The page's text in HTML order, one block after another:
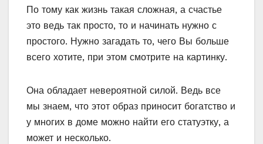
По тому как жизнь такая сложная, а счастье
это ведь так просто, то и начинать нужно с
простого. Нужно загадать то, чего Вы больше
всего хотите, при этом смотрите на картинку.
Она обладает невероятной силой. Ведь все
мы знаем, что этот образ приносит богатство и
у многих в доме можно найти его статуэтку, а
может и несколько.